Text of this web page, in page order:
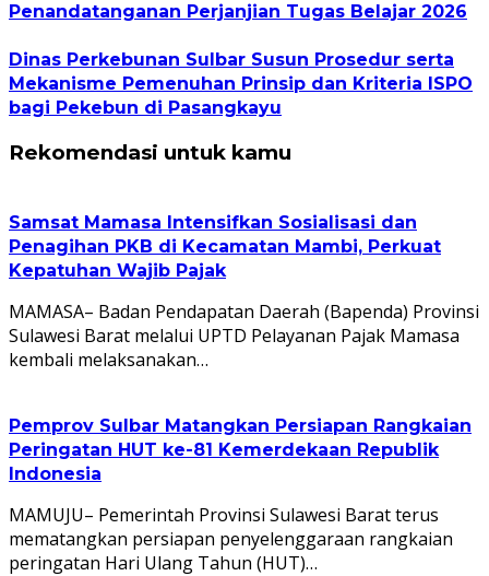
Penandatanganan Perjanjian Tugas Belajar 2026
Dinas Perkebunan Sulbar Susun Prosedur serta
Mekanisme Pemenuhan Prinsip dan Kriteria ISPO
bagi Pekebun di Pasangkayu
Rekomendasi untuk kamu
Samsat Mamasa Intensifkan Sosialisasi dan
Penagihan PKB di Kecamatan Mambi, Perkuat
Kepatuhan Wajib Pajak
MAMASA– Badan Pendapatan Daerah (Bapenda) Provinsi
Sulawesi Barat melalui UPTD Pelayanan Pajak Mamasa
kembali melaksanakan…
Pemprov Sulbar Matangkan Persiapan Rangkaian
Peringatan HUT ke-81 Kemerdekaan Republik
Indonesia
MAMUJU– Pemerintah Provinsi Sulawesi Barat terus
mematangkan persiapan penyelenggaraan rangkaian
peringatan Hari Ulang Tahun (HUT)…